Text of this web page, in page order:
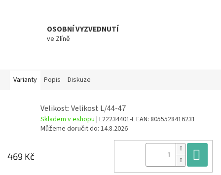
OSOBNÍ VYZVEDNUTÍ
ve Zlíně
Varianty Popis Diskuze
Velikost: Velikost L/44-47
Skladem v eshopu | L22234401-LEAN: 8055528416231
Můžeme doručit do: 14.8.2026
469 Kč